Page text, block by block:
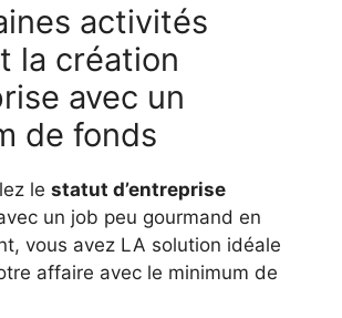
activités
la création
avec un
de fonds
le statut d’entreprise
un job peu gourmand en
vous avez LA solution idéale
affaire avec le minimum de